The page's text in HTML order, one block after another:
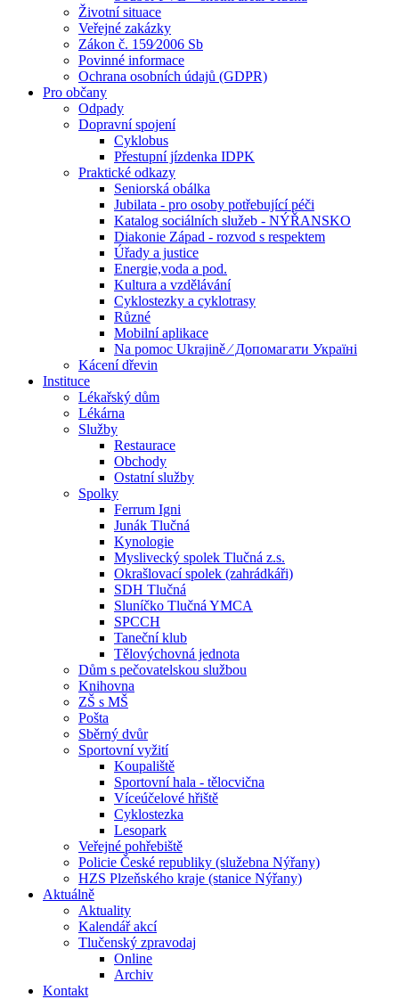
Životní situace
Veřejné zakázky
Zákon č. 159⁄2006 Sb
Povinné informace
Ochrana osobních údajů (GDPR)
Pro občany
Odpady
Dopravní spojení
Cyklobus
Přestupní jízdenka IDPK
Praktické odkazy
Seniorská obálka
Jubilata - pro osoby potřebující péči
Katalog sociálních služeb - NÝŘANSKO
Diakonie Západ - rozvod s respektem
Úřady a justice
Energie,voda a pod.
Kultura a vzdělávání
Cyklostezky a cyklotrasy
Různé
Mobilní aplikace
Na pomoc Ukrajině ⁄ Допомагати Україні
Kácení dřevin
Instituce
Lékařský dům
Lékárna
Služby
Restaurace
Obchody
Ostatní služby
Spolky
Ferrum Igni
Junák Tlučná
Kynologie
Myslivecký spolek Tlučná z.s.
Okrašlovací spolek (zahrádkáři)
SDH Tlučná
Sluníčko Tlučná YMCA
SPCCH
Taneční klub
Tělovýchovná jednota
Dům s pečovatelskou službou
Knihovna
ZŠ s MŠ
Pošta
Sběrný dvůr
Sportovní vyžití
Koupaliště
Sportovní hala - tělocvična
Víceúčelové hřiště
Cyklostezka
Lesopark
Veřejné pohřebiště
Policie České republiky (služebna Nýřany)
HZS Plzeňského kraje (stanice Nýřany)
Aktuálně
Aktuality
Kalendář akcí
Tlučenský zpravodaj
Online
Archiv
Kontakt